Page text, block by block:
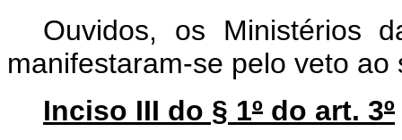
Ouvidos, os Ministérios
manifestaram-se pelo veto
Inciso III do § 1º do art. 3º